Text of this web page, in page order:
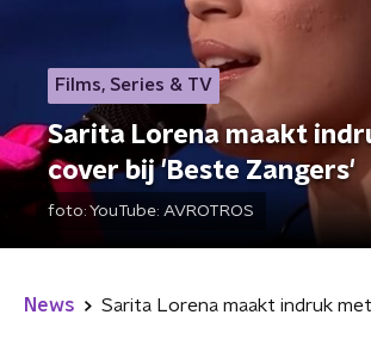
Films, Series & TV
Sarita Lorena maakt
cover bij 'Beste Zangers'
foto: YouTube: AVROTROS
News